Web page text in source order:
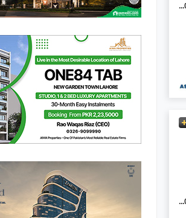
بحریہ ٹاؤن سیکٹر ای بحریہ ٹاؤن,لاہور میں 3 کمروں کا 5 مرلہ مکان 80.0 ہزار میں کرایہ پر دستیاب ہے۔
بحریہ ٹاؤن سیکٹر ای بحریہ ٹاؤن,لاہور میں 3 کمروں کا 5 مرلہ مکان 80.0 ہزار میں کرایہ پر دستیاب ہے۔